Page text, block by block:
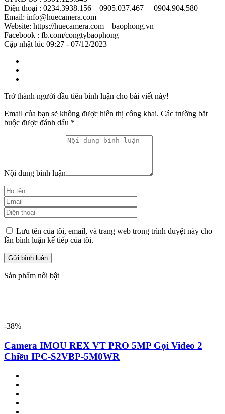
Điện thoại : 0234.3938.156 – 0905.037.467 – 0904.904.580
Email: info@huecamera.com
Website: https://huecamera.com – baophong.vn
Facebook : fb.com/congtybaophong
Cập nhật lúc 09:27 - 07/12/2023
Trở thành người đầu tiên bình luận cho bài viết này!
Email của bạn sẽ không được hiển thị công khai. Các trường bắt
buộc được đánh dấu *
Nội dung bình luận
Lưu tên của tôi, email, và trang web trong trình duyệt này cho
lần bình luận kế tiếp của tôi.
Sản phẩm nổi bật
-38%
Camera IMOU REX VT PRO 5MP Gọi Video 2
Chiều IPC-S2VBP-5M0WR